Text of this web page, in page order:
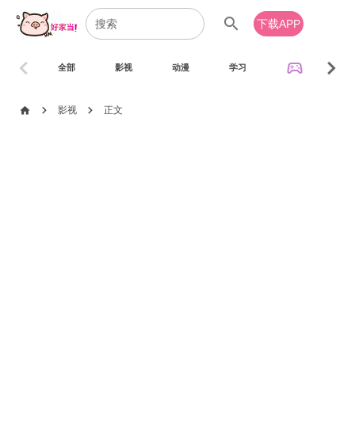
search 下载APP
全部 影视 动漫 学习 sports_esports
chevron_left chevron_right
home chevron_right 影视 chevron_right 正文